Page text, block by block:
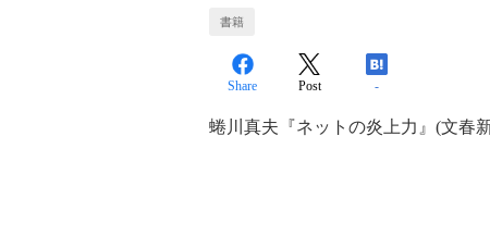
書籍
Share Post -
蜷川真夫『ネットの炎上力』(文春